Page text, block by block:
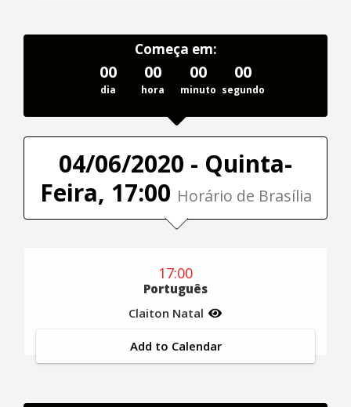
Começa em:
00
dia
00
hora
00
minuto
00
segundo
04/06/2020 - Quinta-
Feira, 17:00 Horário de Brasília
17:00
Português
Claiton Natal
Add to Calendar